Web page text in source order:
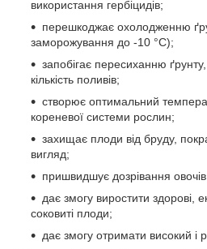
використання гербіцидів;
перешкоджає охолодженню
заморожування до -10 °C);
запобігає пересиханню
кількість поливів;
створює оптимальний
кореневої системи рослин;
захищає плоди від бруду,
вигляд;
пришвидшує дозрівання овочів
дає змогу виростити здорові,
соковиті плоди;
дає змогу отримати високий і